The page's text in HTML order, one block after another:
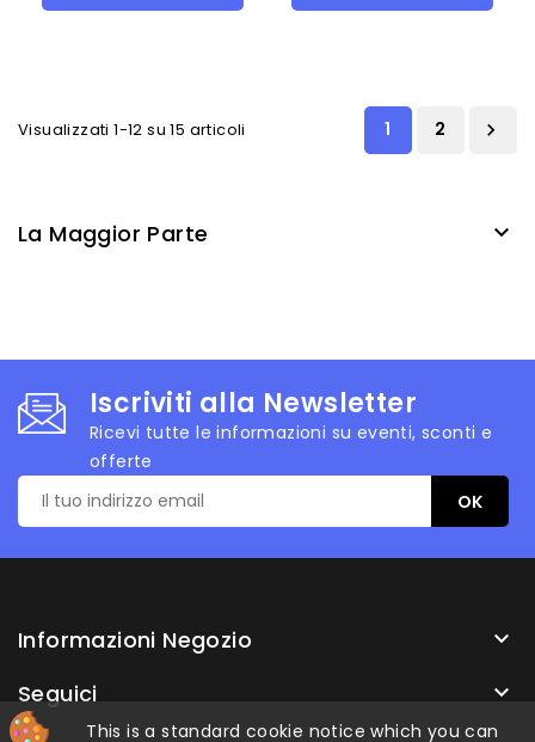
Visualizzati 1-12 su 15 articoli 1 2 
La Maggior Parte 
Iscriviti alla Newsletter
Ricevi tutte le informazioni su eventi, sconti e
offerte
Informazioni Negozio 
Seguici 
This is a standard cookie notice which you can